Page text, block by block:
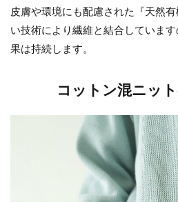
皮膚や環境にも配慮された『天然
い技術により繊維と結合していま
果は持続します。
コットン混ニッ